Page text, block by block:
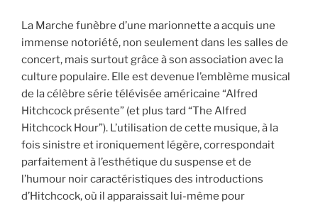
La Marche funèbre d’une marionnette a acquis une
immense notoriété, non seulement dans les salles de
concert, mais surtout grâce à son association avec la
culture populaire. Elle est devenue l’emblème musical
de la célèbre série télévisée américaine “Alfred
Hitchcock présente” (et plus tard “The Alfred
Hitchcock Hour”). L’utilisation de cette musique, à la
fois sinistre et ironiquement légère, correspondait
parfaitement à l’esthétique du suspense et de
l’humour noir caractéristiques des introductions
d’Hitchcock, où il apparaissait lui-même pour